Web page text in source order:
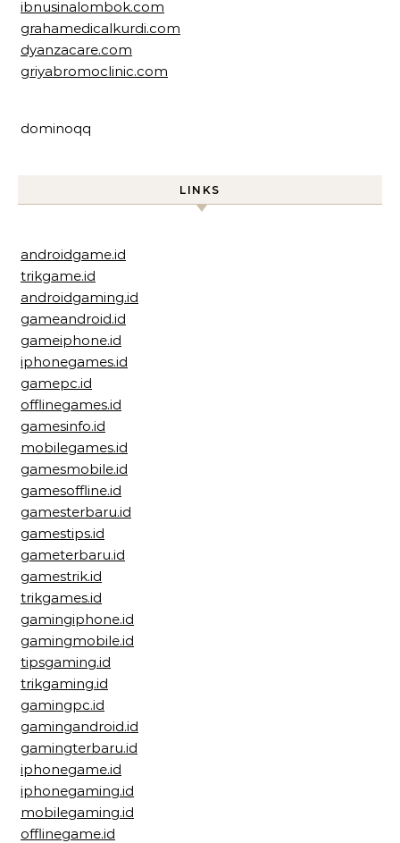
ibnusinalombok.com
grahamedicalkurdi.com
dyanzacare.com
griyabromoclinic.com
dominoqq
LINKS
androidgame.id
trikgame.id
androidgaming.id
gameandroid.id
gameiphone.id
iphonegames.id
gamepc.id
offlinegames.id
gamesinfo.id
mobilegames.id
gamesmobile.id
gamesoffline.id
gamesterbaru.id
gamestips.id
gameterbaru.id
gamestrik.id
trikgames.id
gamingiphone.id
gamingmobile.id
tipsgaming.id
trikgaming.id
gamingpc.id
gamingandroid.id
gamingterbaru.id
iphonegame.id
iphonegaming.id
mobilegaming.id
offlinegame.id